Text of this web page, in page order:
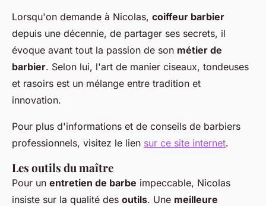
Lorsqu'on demande à Nicolas, coiffeur barbier
depuis une décennie, de partager ses secrets, il
évoque avant tout la passion de son métier de
barbier. Selon lui, l'art de manier ciseaux, tondeuses
et rasoirs est un mélange entre tradition et
innovation.
Pour plus d'informations et de conseils de barbiers
professionnels, visitez le lien sur ce site internet.
Les outils du maître
Pour un entretien de barbe impeccable, Nicolas
insiste sur la qualité des outils. Une meilleure